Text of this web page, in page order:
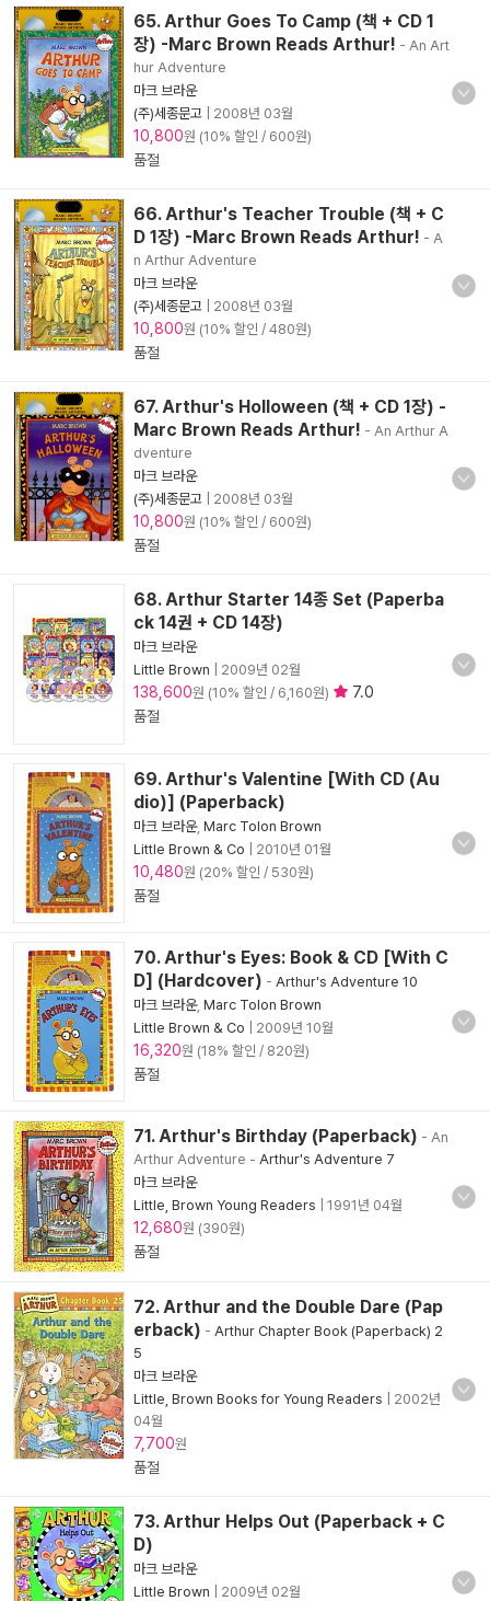
65. Arthur Goes To Camp (책 + CD 1
장) -Marc Brown Reads Arthur! - An Art
hur Adventure
마크 브라운
(주)세종문고
2008년 03월
10,800원 (10% 할인 / 600원)
품절
66. Arthur's Teacher Trouble (책 + C
D 1장) -Marc Brown Reads Arthur! - A
n Arthur Adventure
마크 브라운
(주)세종문고
2008년 03월
10,800원 (10% 할인 / 480원)
품절
67. Arthur's Holloween (책 + CD 1장) -
Marc Brown Reads Arthur! - An Arthur A
dventure
마크 브라운
(주)세종문고
2008년 03월
10,800원 (10% 할인 / 600원)
품절
68. Arthur Starter 14종 Set (Paperba
ck 14권 + CD 14장)
마크 브라운
Little Brown
2009년 02월
138,600원 (10% 할인 / 6,160원)
7.0
품절
69. Arthur's Valentine [With CD (Au
dio)] (Paperback)
마크 브라운, Marc Tolon Brown
Little Brown & Co
2010년 01월
10,480원 (20% 할인 / 530원)
품절
70. Arthur's Eyes: Book & CD [With C
D] (Hardcover) - Arthur's Adventure 10
마크 브라운, Marc Tolon Brown
Little Brown & Co
2009년 10월
16,320원 (18% 할인 / 820원)
품절
71. Arthur's Birthday (Paperback) - An
Arthur Adventure - Arthur's Adventure 7
마크 브라운
Little, Brown Young Readers
1991년 04월
12,680원 (390원)
품절
72. Arthur and the Double Dare (Pap
erback) - Arthur Chapter Book (Paperback) 2
5
마크 브라운
Little, Brown Books for Young Readers
2002년
04월
7,700원
품절
73. Arthur Helps Out (Paperback + C
D)
마크 브라운
Little Brown
2009년 02월